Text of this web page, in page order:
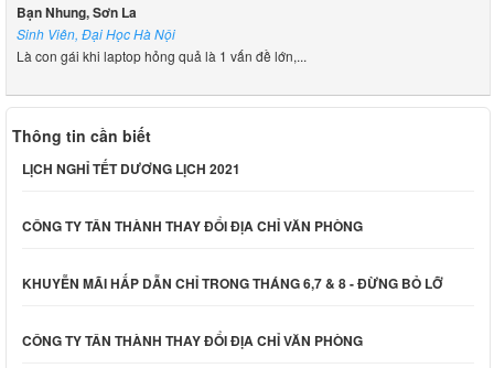
Bạn Nhung, Sơn La
Sinh Viên, Đại Học Hà Nội
Là con gái khi laptop hỏng quả là 1 vấn đề lớn,...
Thông tin cần biết
LỊCH NGHỈ TẾT DƯƠNG LỊCH 2021
CÔNG TY TÂN THÀNH THAY ĐỔI ĐỊA CHỈ VĂN PHÒNG
KHUYỄN MÃI HẤP DẪN CHỈ TRONG THÁNG 6,7 & 8 - ĐỪNG BỎ LỠ
CÔNG TY TÂN THÀNH THAY ĐỔI ĐỊA CHỈ VĂN PHÒNG